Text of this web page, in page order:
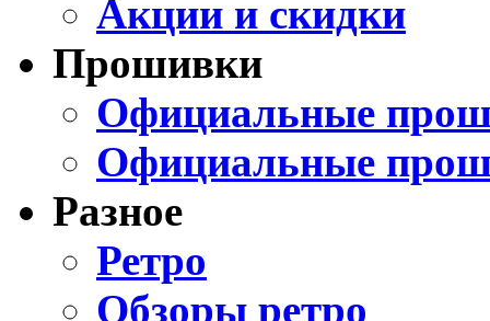
Акции и скидки
Прошивки
Официальные
Официальные
Разное
Ретро
Обзоры ретро